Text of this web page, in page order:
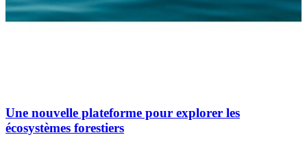
Une nouvelle plateforme pour explorer les
écosystèmes forestiers